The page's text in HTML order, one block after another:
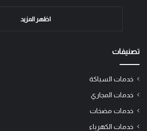
اظهر المزيد
تصنيفات
خدمات السباكة
خدمات المجاري
خدمات مضخات
خدمات الكهرباء